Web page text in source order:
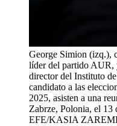
George Simion (izq.),
líder del partido
director del Instituto
candidato a las
2025, asisten a una
Zabrze, Polonia, el
EFE/KASIA